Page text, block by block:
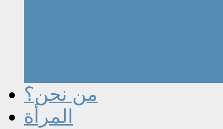
من نحن؟
المرأة